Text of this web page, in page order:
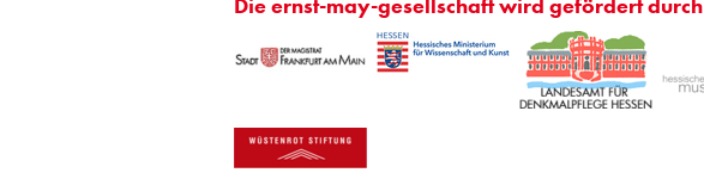
Die ernst-may-gesellschaft wird gefördert durch